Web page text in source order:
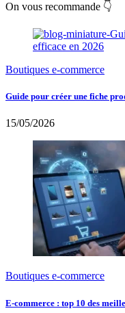
On vous recommande 👇
Boutiques e-commerce
Guide pour créer une fiche
15/05/2026
Boutiques e-commerce
E-commerce : top 10 des